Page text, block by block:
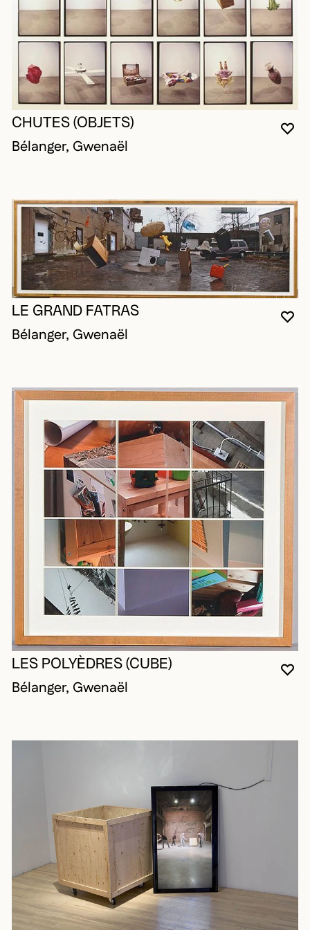
CHUTES (OBJETS)
Bélanger, Gwenaël
LE GRAND FATRAS
Bélanger, Gwenaël
LES POLYÈDRES (CUBE)
Bélanger, Gwenaël